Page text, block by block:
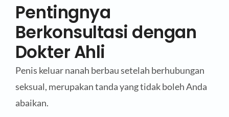
Pentingnya
Berkonsultasi dengan
Dokter Ahli
Penis keluar nanah berbau setelah berhubungan
seksual, merupakan tanda yang tidak boleh Anda
abaikan.